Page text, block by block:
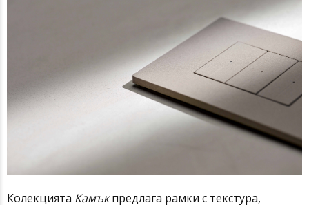
Колекцията Камъкпредлага рамки с текстура,